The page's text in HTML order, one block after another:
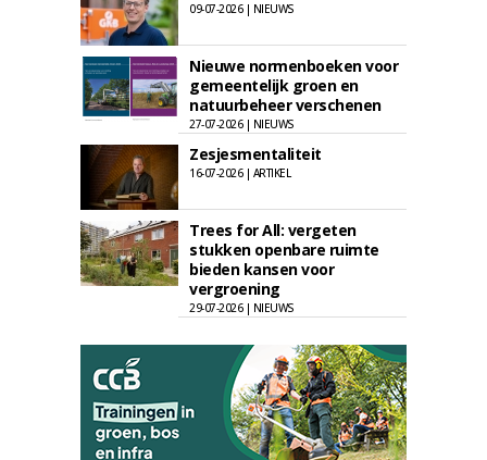
09-07-2026 | NIEUWS
Nieuwe normenboeken voor
gemeentelijk groen en
natuurbeheer verschenen
27-07-2026 | NIEUWS
Zesjesmentaliteit
16-07-2026 | ARTIKEL
Trees for All: vergeten
stukken openbare ruimte
bieden kansen voor
vergroening
29-07-2026 | NIEUWS